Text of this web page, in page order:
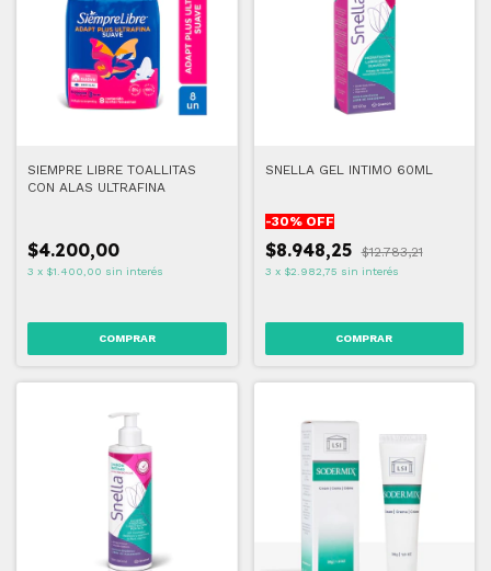
SIEMPRE LIBRE TOALLITAS
CON ALAS ULTRAFINA
$4.200,00
3 x $1.400,00 sin interés
SNELLA GEL INTIMO 60ML
-30% OFF
$8.948,25 $12.783,21
3 x $2.982,75 sin interés